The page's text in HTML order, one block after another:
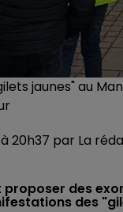
jaunes" au
à 20h37 par La
proposer des
des